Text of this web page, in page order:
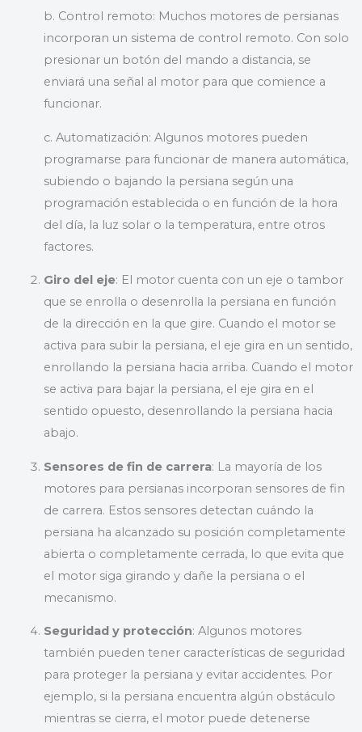
b. Control remoto: Muchos motores de persianas
incorporan un sistema de control remoto. Con solo
presionar un botón del mando a distancia, se
enviará una señal al motor para que comience a
funcionar.
c. Automatización: Algunos motores pueden
programarse para funcionar de manera automática,
subiendo o bajando la persiana según una
programación establecida o en función de la hora
del día, la luz solar o la temperatura, entre otros
factores.
Giro del eje: El motor cuenta con un eje o tambor
que se enrolla o desenrolla la persiana en función
de la dirección en la que gire. Cuando el motor se
activa para subir la persiana, el eje gira en un sentido,
enrollando la persiana hacia arriba. Cuando el motor
se activa para bajar la persiana, el eje gira en el
sentido opuesto, desenrollando la persiana hacia
abajo.
Sensores de fin de carrera: La mayoría de los
motores para persianas incorporan sensores de fin
de carrera. Estos sensores detectan cuándo la
persiana ha alcanzado su posición completamente
abierta o completamente cerrada, lo que evita que
el motor siga girando y dañe la persiana o el
mecanismo.
Seguridad y protección: Algunos motores
también pueden tener características de seguridad
para proteger la persiana y evitar accidentes. Por
ejemplo, si la persiana encuentra algún obstáculo
mientras se cierra, el motor puede detenerse